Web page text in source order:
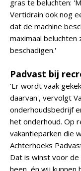
gras te beluchten:
Vertidrain ook nog
dat de machine
maximaal
beschadigen.'
Padvast bij
'Er wordt vaak
daarvan', vervolgt
onderhoudsbedrijf
het onderhoud. Op
vakantieparken die
Achterhoeks
Dat is winst voor
heen, én wij